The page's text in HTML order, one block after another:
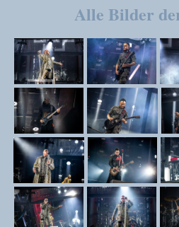
Alle Bilder